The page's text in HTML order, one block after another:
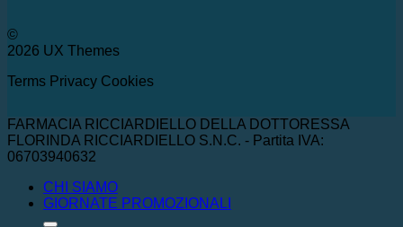
©
2026 UX Themes
Terms Privacy Cookies
FARMACIA RICCIARDIELLO DELLA DOTTORESSA
FLORINDA RICCIARDIELLO S.N.C. - Partita IVA:
06703940632
CHI SIAMO
GIORNATE PROMOZIONALI